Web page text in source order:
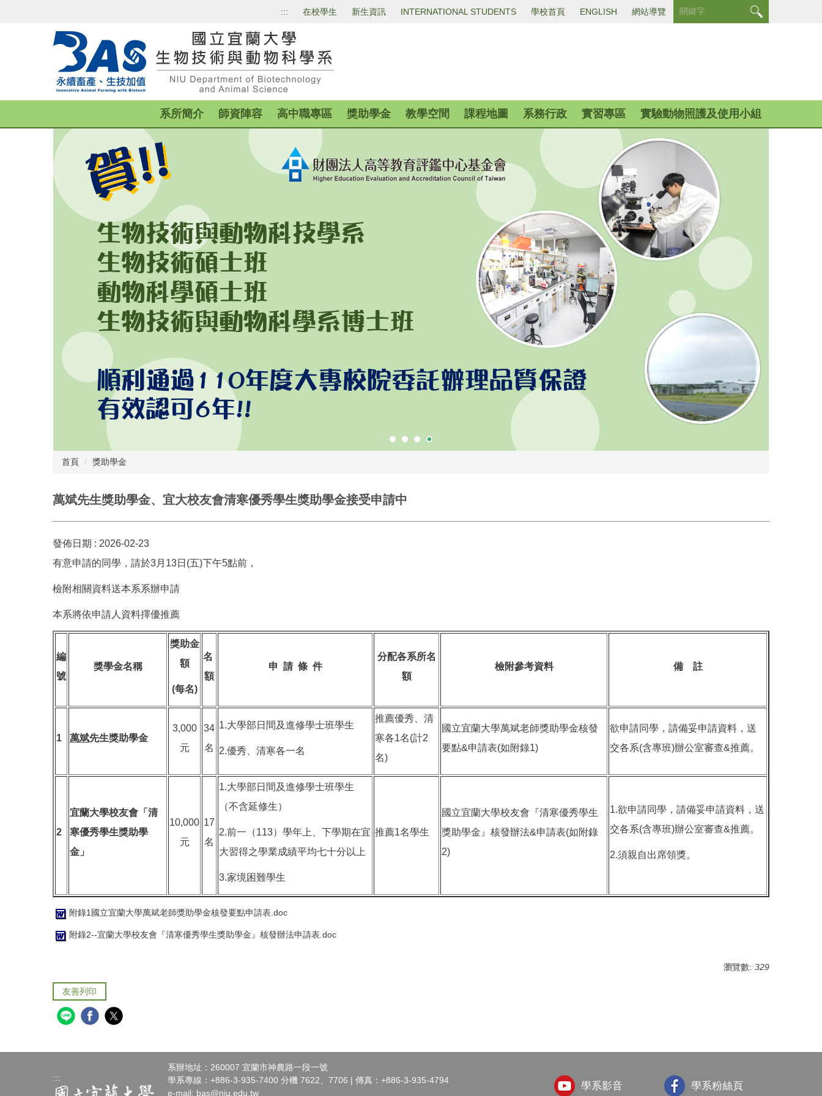
::: 在校學生 新生資訊 INTERNATIONAL STUDENTS 學校首頁 ENGLISH 網站導覽
系所簡介 師資陣容 高中職專區 獎助學金 教學空間 課程地圖 系務行政 實習專區 實驗動物照護及使用小組
首頁 獎助學金
萬斌先生獎助學金、宜大校友會清寒優秀學生獎助學金接受申請中
發佈日期 : 2026-02-23
有意申請的同學，請於3月13日(五)下午5點前，
檢附相關資料送本系系辦申請
本系將依申請人資料擇優推薦
編
號
獎學金名稱
獎助金
額
(每名)
名
額
申 請 條 件
分配各系所名
額
檢附參考資料 備 註
1 萬斌先生獎助學金
3,000
元
34
名
1.大學部日間及進修學士班學生
2.優秀、清寒各一名
推薦優秀、清
寒各1名(計2
名)
國立宜蘭大學萬斌老師獎助學金核發
要點&申請表(如附錄1)
欲申請同學，請備妥申請資料，送
交各系(含專班)辦公室審查&推薦。
2
宜蘭大學校友會「清
寒優秀學生獎助學
金」
10,000
元
17
名
1.大學部日間及進修學士班學生
（不含延修生）
2.前一（113）學年上、下學期在宜
大習得之學業成績平均七十分以上
3.家境困難學生
推薦1名學生
國立宜蘭大學校友會『清寒優秀學生
獎助學金』核發辦法&申請表(如附錄
2)
1.欲申請同學，請備妥申請資料，送
交各系(含專班)辦公室審查&推薦。
2.須親自出席領獎。
附錄1國立宜蘭大學萬斌老師獎助學金核發要點申請表.doc
附錄2--宜蘭大學校友會『清寒優秀學生獎助學金』核發辦法申請表.doc
瀏覽數: 329
友善列印
:::
系辦地址：260007 宜蘭市神農路一段一號
學系專線：+886-3-935-7400 分機 7622、7706 | 傳真：+886-3-935-4794
e-mail: bas@niu.edu.tw
學系影音 學系粉絲頁